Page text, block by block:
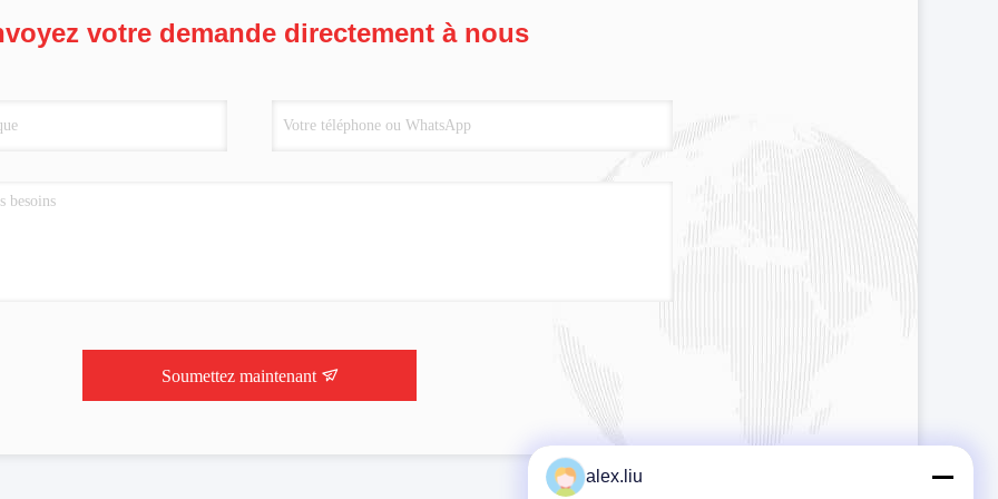
votre demande directement à nous
Soumettez maintenant
alex.liu